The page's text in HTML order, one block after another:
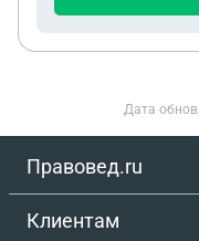
Дата
Правовед.ru
Клиентам